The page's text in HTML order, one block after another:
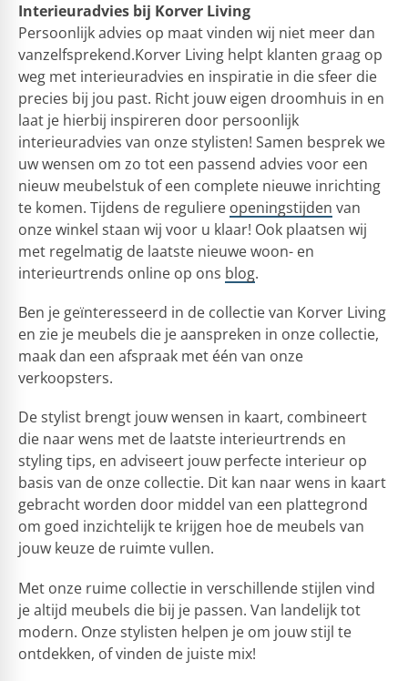
Interieuradvies bij Korver Living
Persoonlijk advies op maat vinden wij niet meer dan
vanzelfsprekend.Korver Living helpt klanten graag op
weg met interieuradvies en inspiratie in die sfeer die
precies bij jou past. Richt jouw eigen droomhuis in en
laat je hierbij inspireren door persoonlijk
interieuradvies van onze stylisten! Samen besprek we
uw wensen om zo tot een passend advies voor een
nieuw meubelstuk of een complete nieuwe inrichting
te komen. Tijdens de reguliere openingstijden van
onze winkel staan wij voor u klaar! Ook plaatsen wij
met regelmatig de laatste nieuwe woon- en
interieurtrends online op ons blog.
Ben je geïnteresseerd in de collectie van Korver Living
en zie je meubels die je aanspreken in onze collectie,
maak dan een afspraak met één van onze
verkoopsters.
De stylist brengt jouw wensen in kaart, combineert
die naar wens met de laatste interieurtrends en
styling tips, en adviseert jouw perfecte interieur op
basis van de onze collectie. Dit kan naar wens in kaart
gebracht worden door middel van een plattegrond
om goed inzichtelijk te krijgen hoe de meubels van
jouw keuze de ruimte vullen.
Met onze ruime collectie in verschillende stijlen vind
je altijd meubels die bij je passen. Van landelijk tot
modern. Onze stylisten helpen je om jouw stijl te
ontdekken, of vinden de juiste mix!